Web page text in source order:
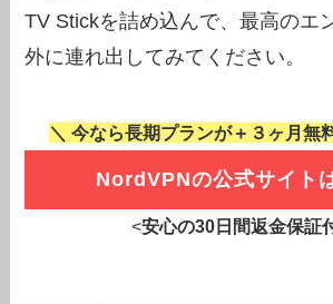
TV Stickを詰め込んで、最高のエ
外に連れ出してみてください。
＼ 今なら長期プランが＋３ヶ月無
NordVPNの公式サイト
<安心の30日間返金保証